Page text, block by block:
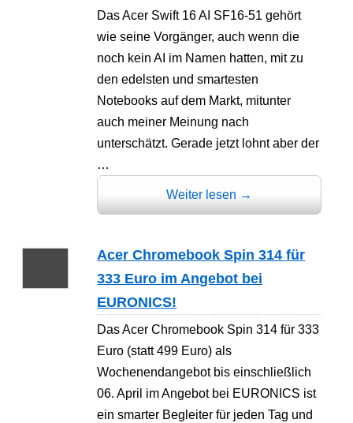
Das Acer Swift 16 AI SF16-51 gehört
wie seine Vorgänger, auch wenn die
noch kein AI im Namen hatten, mit zu
den edelsten und smartesten
Notebooks auf dem Markt, mitunter
auch meiner Meinung nach
unterschätzt. Gerade jetzt lohnt aber der
…
Weiter lesen →
Acer Chromebook Spin 314 für
333 Euro im Angebot bei
EURONICS!
Das Acer Chromebook Spin 314 für 333
Euro (statt 499 Euro) als
Wochenendangebot bis einschließlich
06. April im Angebot bei EURONICS ist
ein smarter Begleiter für jeden Tag und